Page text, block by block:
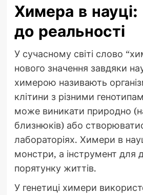
Химера в науці:
до реальності
У сучасному світі слово
нового значення завдяки
химерою називають
клітини з різними
може виникати природно
близнюків) або
лабораторіях. Химери в
монстри, а інструмент для
порятунку життів.
У генетиці химери